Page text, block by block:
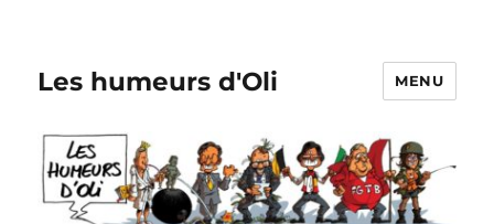
Les humeurs d'Oli MENU